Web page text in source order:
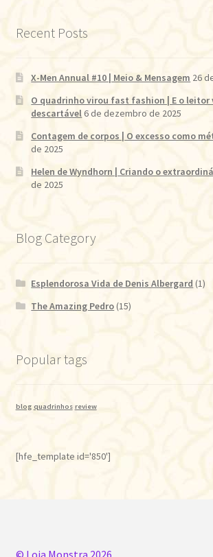
Recent Posts
X-Men Annual #10 | Meio & Mensagem 26
O quadrinho virou fast fashion | E o
descartável 6 de dezembro de 2025
Contagem de corpos | O excesso como
de 2025
Helen de Wyndhorn | Criando o
de 2025
Blog Category
Esplendorosa Vida de Denis Albergard (1)
The Amazing Pedro (15)
Popular tags
blog quadrinhos review
[hfe_template id='850']
© Loja Monstra 2026